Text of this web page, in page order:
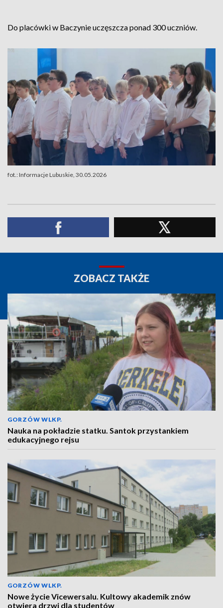
Do placówki w Baczynie uczęszcza ponad 300 uczniów.
fot.: Informacje Lubuskie, 30.05.2026
ZOBACZ TAKŻE
GORZÓW WLKP.
Nauka na pokładzie statku. Santok przystankiem
edukacyjnego rejsu
GORZÓW WLKP.
Nowe życie Vicewersalu. Kultowy akademik znów
otwiera drzwi dla studentów